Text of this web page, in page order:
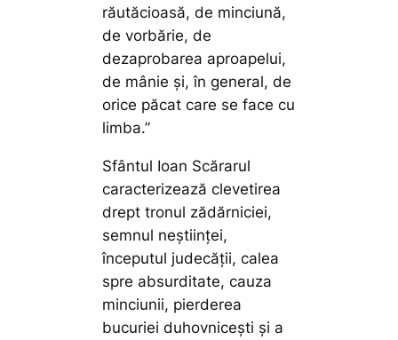
răutăcioasă, de minciună,
de vorbărie, de
dezaprobarea aproapelui,
de mânie şi, în general, de
orice păcat care se face cu
limba.”
Sfântul Ioan Scărarul
caracterizează clevetirea
drept tronul zădărniciei,
semnul neştiinţei,
începutul judecăţii, calea
spre absurditate, cauza
minciunii, pierderea
bucuriei duhovniceşti şi a